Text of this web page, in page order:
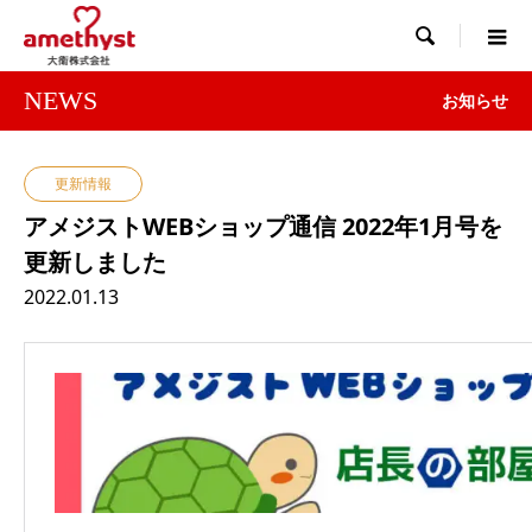

NEWS お知らせ
更新情報
アメジストWEBショップ通信 2022年1月号を
更新しました
2022.01.13